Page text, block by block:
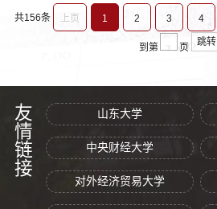
共156条
上页 1 2 3 4
到第 页
跳转
友情链接 山东大学
中央财经大学
对外经济贸易大学